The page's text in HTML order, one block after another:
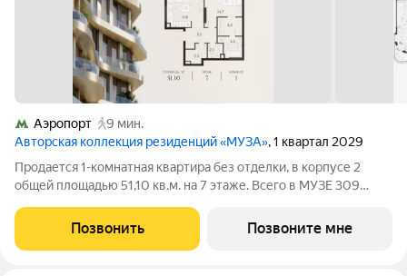
Аэропорт
9 мин.
Авторская коллекция резиденций «МУЗА», 1 квартал 2029
Продается 1-комнатная квартира без отделки, в корпусе 2
общей площадью 51,10 кв.м. на 7 этаже. Всего в МУЗЕ 309
террасами. Высота потолков от 3,5 до 4,65 м. Эксклюзивные
Позвонить Позвоните мне